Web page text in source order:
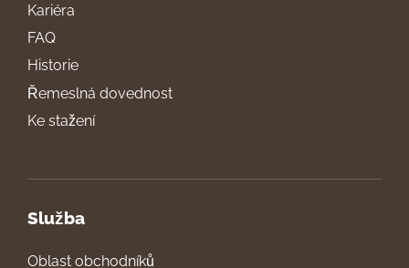
Kariéra
FAQ
Historie
Řemeslná dovednost
Ke stažení
Služba
Oblast obchodníků